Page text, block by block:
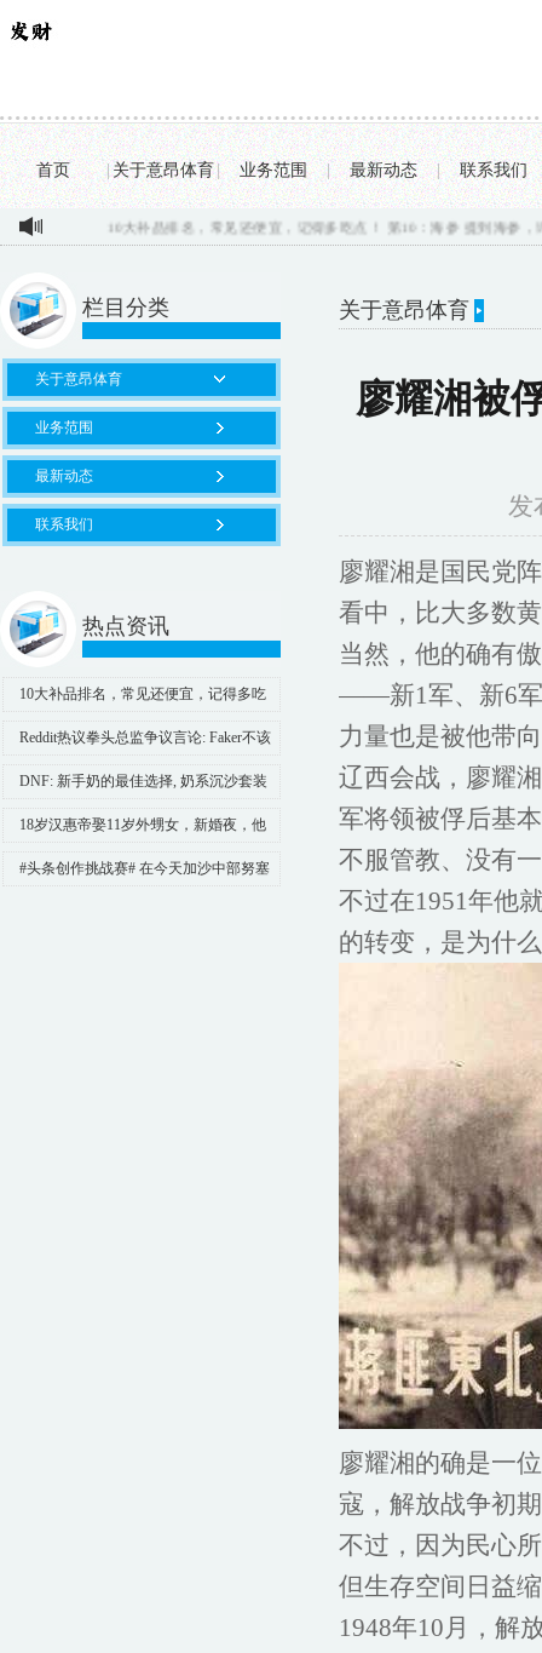
首页 | 关于意昂体育| 业务范围 | 最新动态 | 联系我们
10大补品排名，常见还便宜，记得多吃点！ 第10：海参 提到海参，许... Reddit热
栏目分类
关于意昂体育
业务范围
最新动态
联系我们
热点资讯
10大补品排名，常见还便宜，记得多吃
点！ 第10：海参 提到海参，许
Reddit热议拳头总监争议言论: Faker不该
成为敛财的噱头!
DNF: 新手奶的最佳选择, 奶系沉沙套装
改版分析
18岁汉惠帝娶11岁外甥女，新婚夜，他
悄悄说：无人时，你叫我舅舅
#头条创作挑战赛# 在今天加沙中部努塞
关于意昂体育
廖耀湘被
发
廖耀湘是国民党
看中，比大多数
当然，他的确有
——新1军、新6军
力量也是被他带
辽西会战，廖耀
军将领被俘后基
不服管教、没有
不过在1951年他
的转变，是为什
廖耀湘的确是一
寇，解放战争初
不过，因为民心
但生存空间日益
1948年10月，解